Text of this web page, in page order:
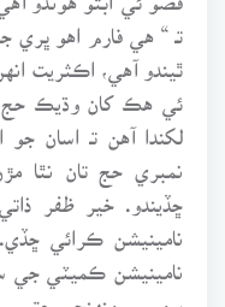
تـ “ هي فارم اهو ڀري
ٿيندو آهي، اڪثريت
ئي هڪ کان وڌيڪ حج
لکندا آهن تـ اسان
نمبري حج تان نٿا
ڇڏيندو. خير ظفر
نامينيشن ڪرائي
نامينيشن ڪميٽي جي
بـ ميمبر منهنجي حق